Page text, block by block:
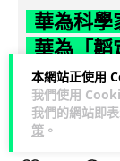
本網站正使用
我們使用
我們的網站即
策 。
華為科學
華為「韜
華為半導體首席
NVIDIA 等西方
濟效益。他同時